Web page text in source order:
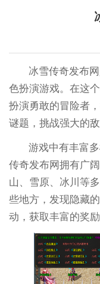
冰雪传奇发布
色扮演游戏。在这
扮演勇敢的冒险者
谜题，挑战强大的
游戏中有丰富
传奇发布网拥有广
山、雪原、冰川等
些地方，发现隐藏
动，获取丰富的奖励